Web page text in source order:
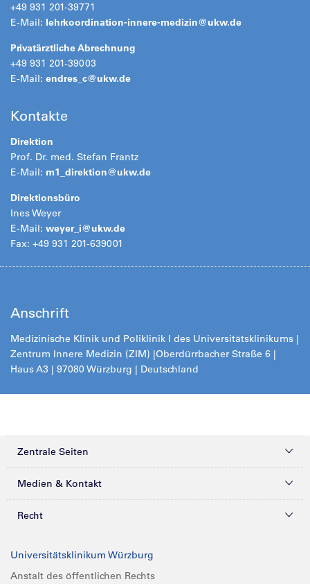
+49 931 201-39771
E-Mail: lehrkoordination-innere-medizin@ukw.de
Privatärztliche Abrechnung
+49 931 201-39003
E-Mail: endres_c@ukw.de
Kontakte
Direktion
Prof. Dr. med. Stefan Frantz
E-Mail: m1_direktion@ukw.de
Direktionsbüro
Ines Weyer
E-Mail: weyer_i@ukw.de
Fax: +49 931 201-639001
Anschrift
Medizinische Klinik und Poliklinik I des Universitätsklinikums |
Zentrum Innere Medizin (ZIM) |Oberdürrbacher Straße 6 |
Haus A3 | 97080 Würzburg | Deutschland
Zentrale Seiten
Kliniken & Zentren
Forschung
Medien & Kontakt
Presse
Recht
Compliance
Universitätsklinikum Würzburg
Anstalt des öffentlichen Rechts